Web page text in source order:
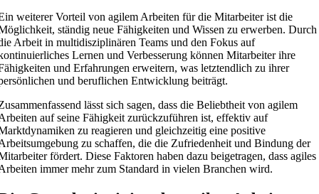
weiterer Vorteil von agilem Arbeiten für die Mitarbeiter ist die
ständig neue Fähigkeiten und Wissen zu erwerben. Durch
Arbeit in multidisziplinären Teams und den Fokus auf
Lernen und Verbesserung können Mitarbeiter ihre
und Erfahrungen erweitern, was letztendlich zu ihrer
und beruflichen Entwicklung beiträgt.
lässt sich sagen, dass die Beliebtheit von agilem
auf seine Fähigkeit zurückzuführen ist, effektiv auf
zu reagieren und gleichzeitig eine positive
zu schaffen, die die Zufriedenheit und Bindung der
fördert. Diese Faktoren haben dazu beigetragen, dass agiles
immer mehr zum Standard in vielen Branchen wird.